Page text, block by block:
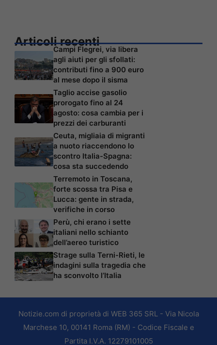
Articoli recenti
Campi Flegrei, via libera
agli aiuti per gli sfollati:
contributi fino a 900 euro
al mese dopo il sisma
Taglio accise gasolio
prorogato fino al 24
agosto: cosa cambia per i
prezzi dei carburanti
Ceuta, migliaia di migranti
a nuoto riaccendono lo
scontro Italia-Spagna:
cosa sta succedendo
Terremoto in Toscana,
forte scossa tra Pisa e
Lucca: gente in strada,
verifiche in corso
Perù, chi erano i sette
italiani nello schianto
dell’aereo turistico
Strage sulla Terni-Rieti, le
indagini sulla tragedia che
ha sconvolto l’Italia
Notizie.com di proprietà di WEB 365 SRL - Via Nicola
Marchese 10, 00141 Roma (RM) - Codice Fiscale e
Partita I.V.A. 12279101005